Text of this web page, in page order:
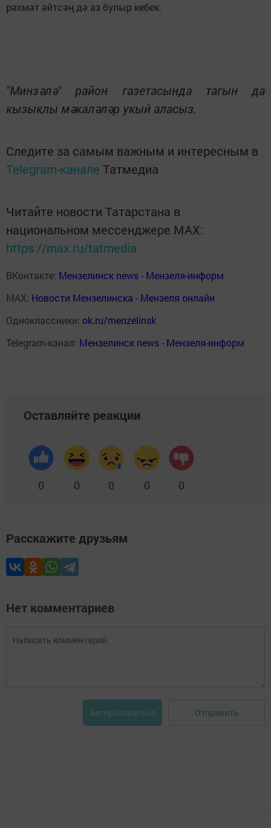
рәхмәт әйтсәң дә аз булыр кебек.
"Минзәлә" район газетасында тагын да
кызыклы мәкаләләр укый аласыз.
Следите за самым важным и интересным в
Telegram-канале Татмедиа
Читайте новости Татарстана в
национальном мессенджере MАХ:
https://max.ru/tatmedia
ВКонтакте: Мензелинск news - Мензеля-информ
MAX: Новости Мензелинска - Мензеля онлайн
Одноклассники: ok.ru/menzelinsk
Telegram-канал: Мензелинск news - Мензеля-информ
Оставляйте реакции
0 0 0 0 0
Расскажите друзьям
Нет комментариев
Авторизоваться Отправить